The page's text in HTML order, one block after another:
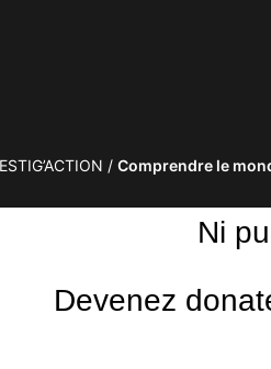
/Comprendre le
Ni
Devenez